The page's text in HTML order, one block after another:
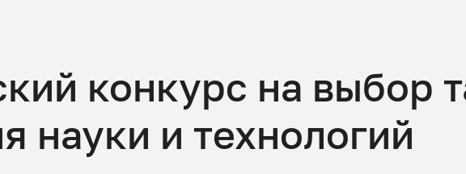
конкурс на выбор
науки и технологий